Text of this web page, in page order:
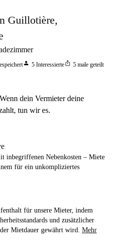
Guillotière,
person 5 Interessierteios_share 5 male geteilt
dein Vermieter deine
tun wir es.
inbegriffenen Nebenkosten – Miete
für ein unkompliziertes
für unsere Mieter, indem
und zusätzlicher
Mietdauer gewährt wird. Mehr